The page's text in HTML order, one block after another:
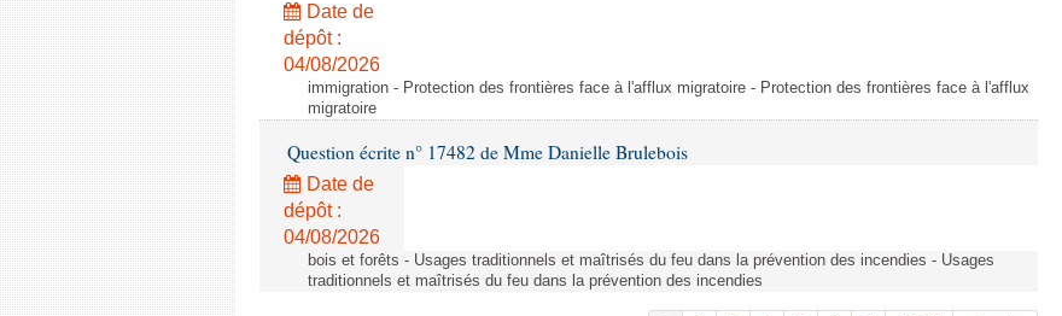
Date de
dépôt :
04/08/2026
immigration - Protection des frontières face à l'afflux migratoire - Protection des frontières face à l'afflux
migratoire
Question écrite n° 17482 de Mme Danielle Brulebois
Date de
dépôt :
04/08/2026
bois et forêts - Usages traditionnels et maîtrisés du feu dans la prévention des incendies - Usages
traditionnels et maîtrisés du feu dans la prévention des incendies